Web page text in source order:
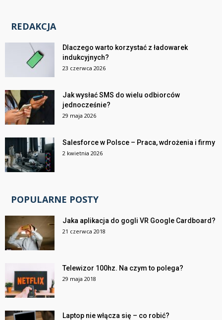
REDAKCJA
Dlaczego warto korzystać z ładowarek
indukcyjnych?
23 czerwca 2026
Jak wysłać SMS do wielu odbiorców
jednocześnie?
29 maja 2026
Salesforce w Polsce – Praca, wdrożenia i firmy
2 kwietnia 2026
POPULARNE POSTY
Jaka aplikacja do gogli VR Google Cardboard?
21 czerwca 2018
Telewizor 100hz. Na czym to polega?
29 maja 2018
Laptop nie włącza się – co robić?